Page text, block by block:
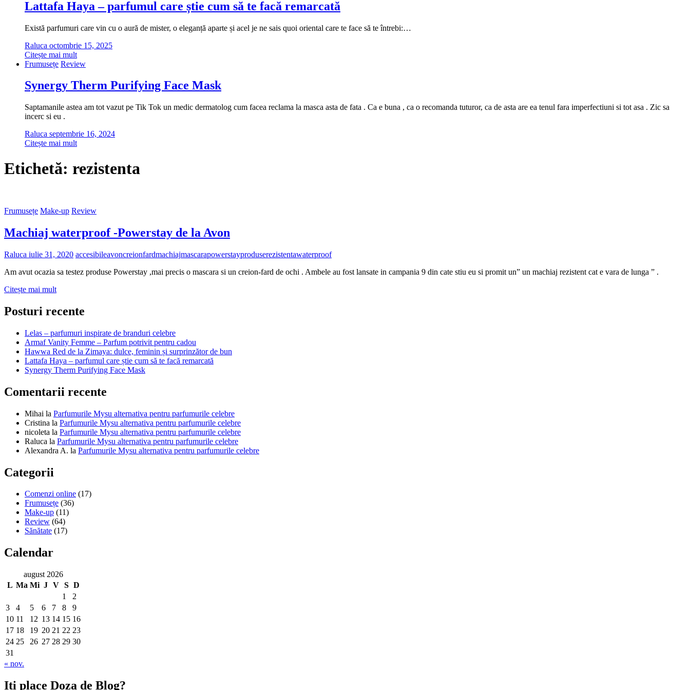
Lattafa Haya – parfumul care știe cum să te facă remarcată
Există parfumuri care vin cu o aură de mister, o eleganță aparte și acel je ne sais quoi oriental care te face să te întrebi:…
Raluca octombrie 15, 2025
Citește mai mult
Frumusețe Review
Synergy Therm Purifying Face Mask
Saptamanile astea am tot vazut pe Tik Tok un medic dermatolog cum facea reclama la masca asta de fata . Ca e buna , ca o recomanda tuturor, ca de asta are ea tenul fara imperfectiuni si tot asa . Zic sa
incerc si eu .
Raluca septembrie 16, 2024
Citește mai mult
Etichetă: rezistenta
Frumusețe Make-up Review
Machiaj waterproof -Powerstay de la Avon
Raluca iulie 31, 2020 accesibileavoncreionfardmachiajmascarapowerstayproduserezistentawaterproof
Am avut ocazia sa testez produse Powerstay ,mai precis o mascara si un creion-fard de ochi . Ambele au fost lansate in campania 9 din cate stiu eu si promit un” un machiaj rezistent cat e vara de lunga ” .
Citește mai multMachiaj
Powerstay
la
Avon
Posturi recente
Lelas – parfumuri inspirate de branduri celebre
Armaf Vanity Femme – Parfum potrivit pentru cadou
Hawwa Red de la Zimaya: dulce, feminin și surprinzător de bun
Lattafa Haya – parfumul care știe cum să te facă remarcată
Synergy Therm Purifying Face Mask
Comentarii recente
Mihai la Parfumurile Mysu alternativa pentru parfumurile celebre
Cristina la Parfumurile Mysu alternativa pentru parfumurile celebre
nicoleta la Parfumurile Mysu alternativa pentru parfumurile celebre
Raluca la Parfumurile Mysu alternativa pentru parfumurile celebre
Alexandra A. la Parfumurile Mysu alternativa pentru parfumurile celebre
Categorii
Comenzi online (17)
Frumusețe (36)
Make-up (11)
Review (64)
Sănătate (17)
Calendar
august 2026
L Ma Mi J V S D
1
2
3
4 5 6 7 8
9
10 11 12 13 14 15 16
17 18 19 20 21 22 23
24 25 26 27 28 29 30
31
« nov.
Iti place Doza de Blog?